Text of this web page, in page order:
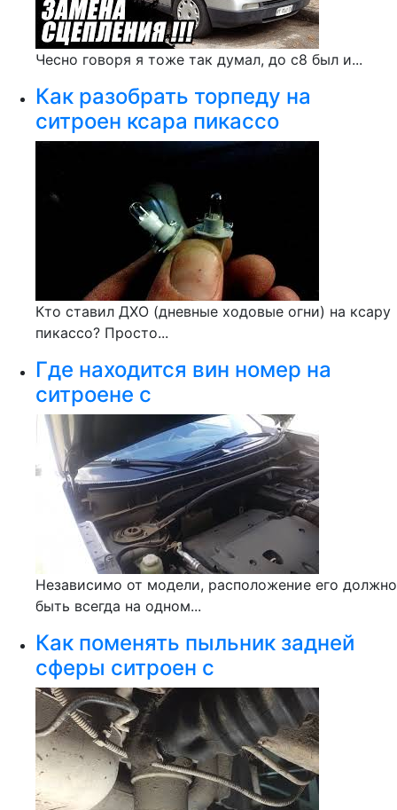
Чесно говоря я тоже так думал, до с8 был и...
Как разобрать торпеду на
ситроен ксара пикассо
Кто ставил ДХО (дневные ходовые огни) на ксару
пикассо? Просто...
Где находится вин номер на
ситроене с
Независимо от модели, расположение его должно
быть всегда на одном...
Как поменять пыльник задней
сферы ситроен с